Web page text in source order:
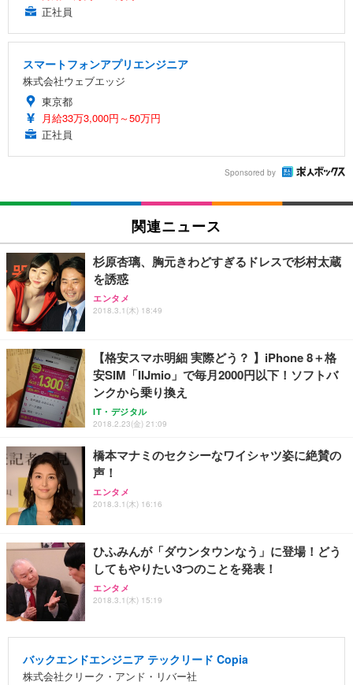
正社員
スマートフォンアプリエンジニア
株式会社ウェブエッジ
東京都
月給33万3,000円～50万円
正社員
Sponsored by
関連ニュース
杉原杏璃、胸元きわどすぎるドレスで杉村太蔵
を誘惑
エンタメ
2018.3.1(木) 18:49
【格安スマホ明細 実際どう？ 】iPhone 8＋格
安SIM「IIJmio」で毎月2000円以下！ソフトバ
ンクから乗り換え
IT・デジタル
2018.2.23(金) 21:09
橋本マナミのセクシーなワイシャツ姿に絶賛の
声！
エンタメ
2018.3.1(木) 16:16
ひふみんが「ダウンタウンなう」に登場！どう
してもやりたい3つのことを発表！
エンタメ
2018.3.1(木) 15:19
バックエンドエンジニア テックリード Copia
株式会社クリーク・アンド・リバー社